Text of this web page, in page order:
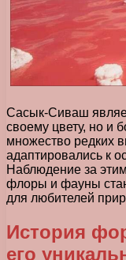
Сасык-Сиваш
своему цвету, но и
множество редких
адаптировались к
Наблюдение за
флоры и фауны
для любителей
История
его